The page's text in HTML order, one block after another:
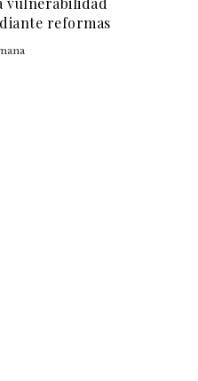
reformas